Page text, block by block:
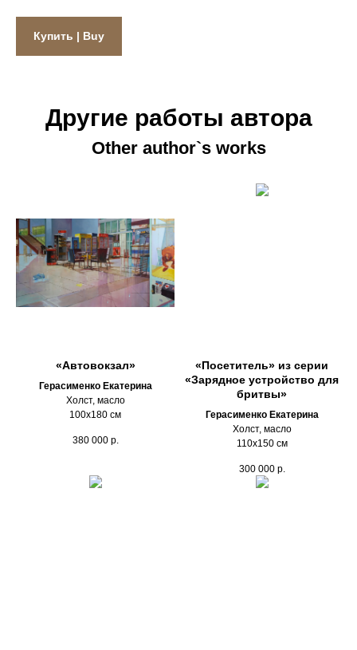
Купить | Buy
Другие работы автора
Other author`s works
«Автовокзал»
Герасименко Екатерина
Холст, масло
100х180 см
380 000 р.
«Посетитель» из серии
«Зарядное устройство для
бритвы»
Герасименко Екатерина
Холст, масло
110х150 см
300 000 р.